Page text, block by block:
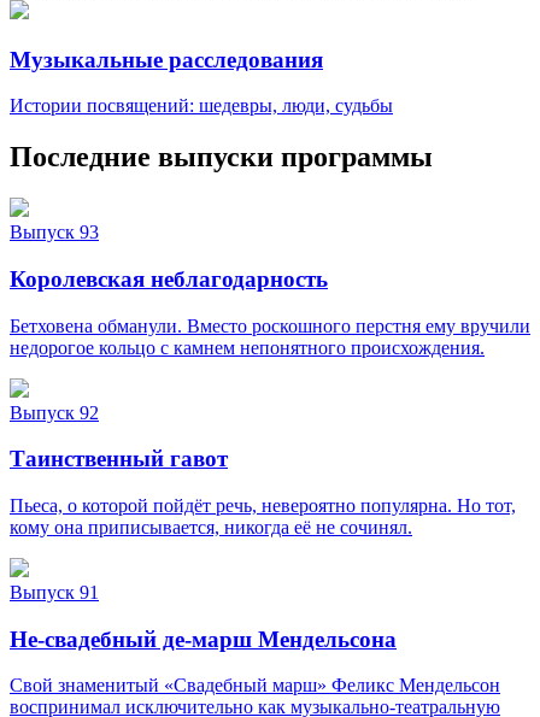
Музыкальные расследования
Истории посвящений: шедевры, люди, судьбы
Последние выпуски программы
Выпуск 93
Королевская неблагодарность
Бетховена обманули. Вместо роскошного перстня ему вручили
недорогое кольцо с камнем непонятного происхождения.
Выпуск 92
Таинственный гавот
Пьеса, о которой пойдёт речь, невероятно популярна. Но тот,
кому она приписывается, никогда её не сочинял.
Выпуск 91
Не-свадебный де-марш Мендельсона
Свой знаменитый «Свадебный марш» Феликс Мендельсон
воспринимал исключительно как музыкально-театральную